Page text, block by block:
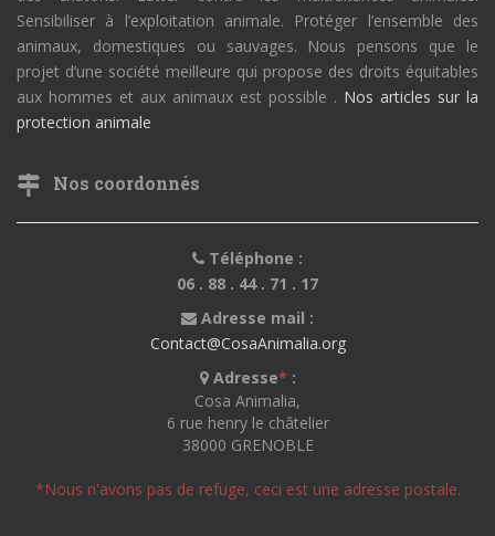
Sensibiliser à l’exploitation animale. Protéger l’ensemble des
animaux, domestiques ou sauvages. Nous pensons que le
projet d’une société meilleure qui propose des droits équitables
aux hommes et aux animaux est possible . Nos articles sur la
protection animale
Nos coordonnés
Téléphone :
06 . 88 . 44 . 71 . 17
Adresse mail :
Contact@CosaAnimalia.org
Adresse* :
Cosa Animalia,
6 rue henry le châtelier
38000 GRENOBLE
*Nous n'avons pas de refuge, ceci est une adresse postale.